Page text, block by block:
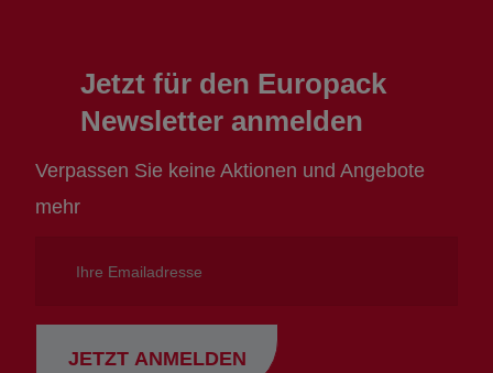
Jetzt für den Europack
Newsletter anmelden
Verpassen Sie keine Aktionen und Angebote
mehr
Emailadresse
JETZT ANMELDEN